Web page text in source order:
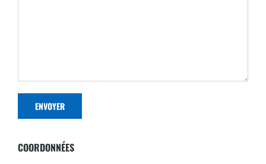
COORDONNÉES